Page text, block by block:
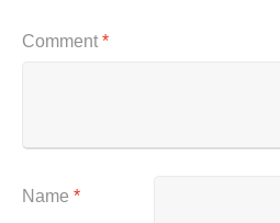
Comment *
Name *